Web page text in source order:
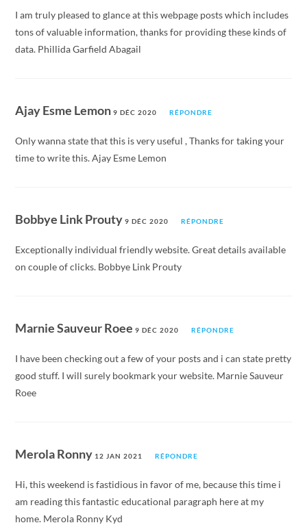
I am truly pleased to glance at this webpage posts which includes
tons of valuable information, thanks for providing these kinds of
data. Phillida Garfield Abagail
Ajay Esme Lemon9 DÉC 2020 RÉPONDRE
Only wanna state that this is very useful , Thanks for taking your
time to write this. Ajay Esme Lemon
Bobbye Link Prouty9 DÉC 2020 RÉPONDRE
Exceptionally individual friendly website. Great details available
on couple of clicks. Bobbye Link Prouty
Marnie Sauveur Roee9 DÉC 2020 RÉPONDRE
I have been checking out a few of your posts and i can state pretty
good stuff. I will surely bookmark your website. Marnie Sauveur
Roee
Merola Ronny 12 JAN 2021 RÉPONDRE
Hi, this weekend is fastidious in favor of me, because this time i
am reading this fantastic educational paragraph here at my
home. Merola Ronny Kyd